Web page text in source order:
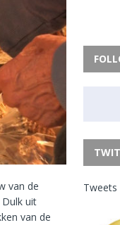
van de
uit
van de
Tweets